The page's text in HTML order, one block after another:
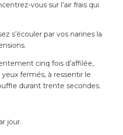
vous sur l’air frais qui
s’écouler par vos narines la
cinq fois d’affilée,
fermés, à ressentir le
durant trente secondes.
jour.